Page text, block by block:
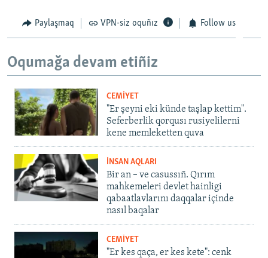
Paylaşmaq VPN-siz oquñız Follow us
Oqumağa devam etiñiz
CEMİYET
"Er şeyni eki künde taşlap kettim".
Seferberlik qorqusı rusiyelilerni
kene memleketten quva
İNSAN AQLARI
Bir an – ve casussıñ. Qırım
mahkemeleri devlet hainligi
qabaatlavlarını daqqalar içinde
nasıl baqalar
CEMİYET
"Er kes qaça, er kes kete": cenk